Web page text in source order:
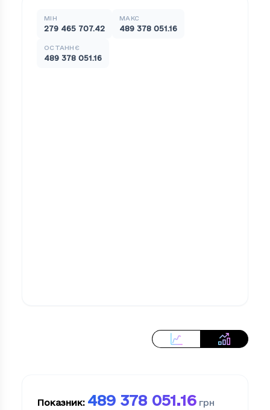
МІН
279 465 707.42
МАКС
489 378 051.16
ОСТАННЄ
489 378 051.16
Показник: 489 378 051.16 грн